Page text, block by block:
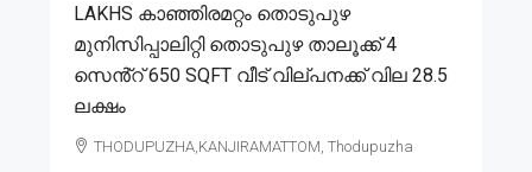
LAKHS കാഞ്ഞിരമറ്റം തൊടുപുഴ
മുനിസിപ്പാലിറ്റി തൊടുപുഴ താലൂക്ക് 4
സെൻ്റ് 650 SQFT വീട് വില്പനക്ക് വില 28.5
ലക്ഷം
THODUPUZHA,KANJIRAMATTOM, Thodupuzha